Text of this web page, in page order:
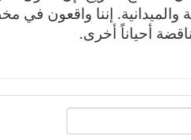
والميدانية. إننا
أحياناً أخرى.